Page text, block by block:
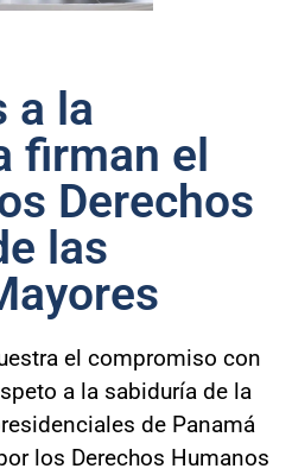
a la
firman el
Derechos
las
el compromiso con
a la sabiduría de la
de Panamá
los Derechos Humanos